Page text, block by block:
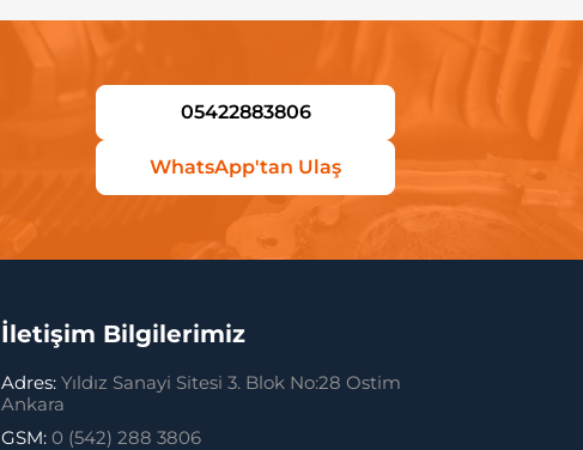
05422883806
WhatsApp'tan Ulaş
İletişim Bilgilerimiz
Adres: Yıldız Sanayi Sitesi 3. Blok No:28 Ostim
Ankara
GSM: 0 (542) 288 3806